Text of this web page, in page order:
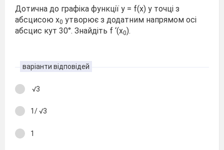
Дотична до графіка функції y = f(x) у точці з
абсцисою x0 утворює з додатним напрямом осі
абсцис кут 30°. Знайдіть f ‘(x0).
варіанти відповідей
√3
1/ √3
1